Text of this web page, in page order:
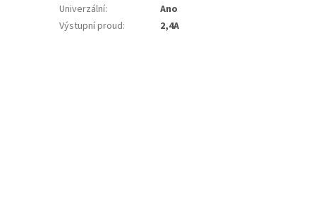
Univerzální:
Ano
Výstupní proud: 2,4A